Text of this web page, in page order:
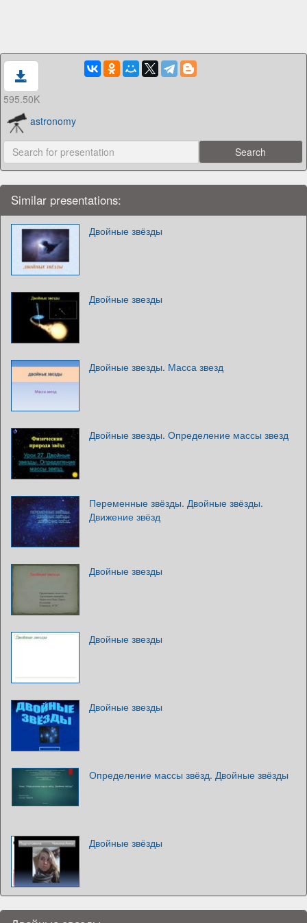
595.50K
astronomy
Similar presentations:
Двойные звёзды
Двойные звезды
Двойные звезды. Масса звезд
Двойные звезды. Определение массы звезд
Переменные звёзды. Двойные звёзды.
Движение звёзд
Двойные звезды
Двойные звезды
Двойные звезды
Определение массы звёзд. Двойные звёзды
Двойные звёзды